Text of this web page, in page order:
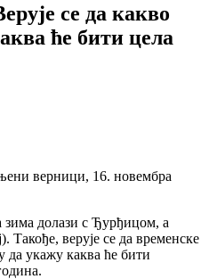
се да какво
ће бити цела
верници, 16. новембра
зима долази с Ђурђицом, а
Такође, верује се да временске
укажу каква ће бити